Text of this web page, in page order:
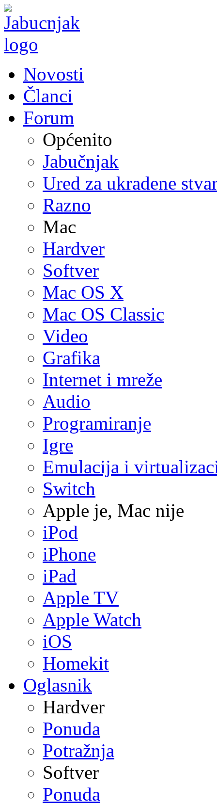
Novosti
Članci
Forum
Općenito
Jabučnjak
Ured za ukradene
Razno
Mac
Hardver
Softver
Mac OS X
Mac OS Classic
Video
Grafika
Internet i mreže
Audio
Programiranje
Igre
Emulacija i
Switch
Apple je, Mac nije
iPod
iPhone
iPad
Apple TV
Apple Watch
iOS
Homekit
Oglasnik
Hardver
Ponuda
Potražnja
Softver
Ponuda